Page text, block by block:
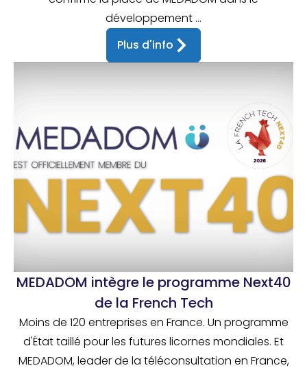
développement ...
Plus d'info
MEDADOM intègre le programme Next40
de la French Tech
Moins de 120 entreprises en France. Un programme
d'État taillé pour les futures licornes mondiales. Et
MEDADOM, leader de la téléconsultation en France,